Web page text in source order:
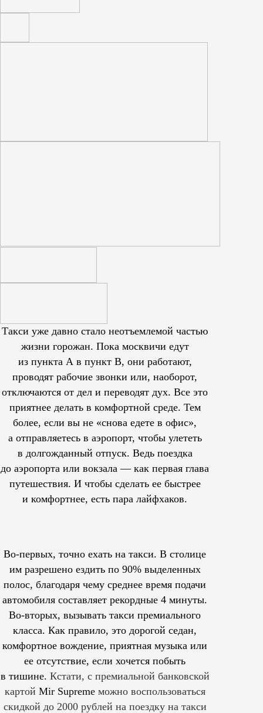
Такси уже давно стало неотъемлемой частью
жизни горожан. Пока москвичи едут
из пункта А в пункт В, они работают,
проводят рабочие звонки или, наоборот,
отключаются от дел и переводят дух. Все это
приятнее делать в комфортной среде. Тем
более, если вы не «снова едете в офис»,
а отправляетесь в аэропорт, чтобы улететь
в долгожданный отпуск. Ведь поездка
до аэропорта или вокзала — как первая глава
путешествия. И чтобы сделать ее быстрее
и комфортнее, есть пара лайфхаков.
Во-первых, точно ехать на такси. В столице
им разрешеноездить по 90% выделенных
полос, благодаря чему среднее время подачи
автомобиля составляет рекордные 4 минуты.
Во-вторых, вызывать такси премиального
класса. Как правило, это дорогой седан,
комфортное вождение, приятная музыка или
ее отсутствие, если хочется побыть
в тишине. Кстати, с премиальной банковской
картой Mir Supreme можно воспользоваться
скидкой до 2000 рублей на поездку на такси